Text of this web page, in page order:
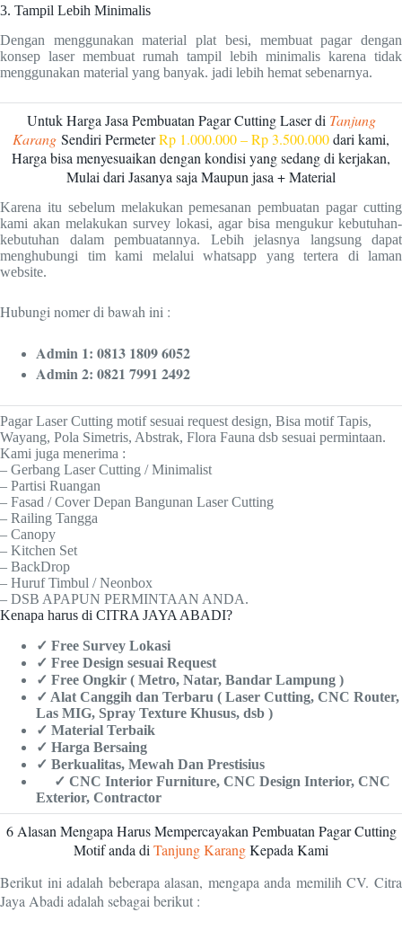
3. Tampil Lebih Minimalis
Dengan menggunakan material plat besi, membuat pagar dengan
konsep laser membuat rumah tampil lebih minimalis karena tidak
menggunakan material yang banyak. jadi lebih hemat sebenarnya.
Untuk Harga Jasa Pembuatan Pagar Cutting Laser di Tanjung
Karang Sendiri PermeterRp 1.000.000 – Rp 3.500.000dari kami,
Harga bisa menyesuaikan dengan kondisi yang sedang di kerjakan,
Mulai dari Jasanya saja Maupun jasa + Material
Karena itu sebelum melakukan pemesanan pembuatan pagar cutting
kami akan melakukan survey lokasi, agar bisa mengukur kebutuhan-
kebutuhan dalam pembuatannya. Lebih jelasnya langsung dapat
menghubungi tim kami melalui whatsapp yang tertera di laman
website.
Hubungi nomer di bawah ini :
Admin 1: 0813 1809 6052
Admin 2: 0821 7991 2492
Pagar Laser Cutting motif sesuai request design, Bisa motif Tapis,
Wayang, Pola Simetris, Abstrak, Flora Fauna dsb sesuai permintaan.
Kami juga menerima :
– Gerbang Laser Cutting / Minimalist
– Partisi Ruangan
– Fasad / Cover Depan Bangunan Laser Cutting
– Railing Tangga
– Canopy
– Kitchen Set
– BackDrop
– Huruf Timbul / Neonbox
– DSB APAPUN PERMINTAAN ANDA.
Kenapa harus di CITRA JAYA ABADI?
✓ Free Survey Lokasi
✓ Free Design sesuai Request
✓ Free Ongkir ( Metro, Natar, Bandar Lampung )
✓ Alat Canggih dan Terbaru ( Laser Cutting, CNC Router,
Las MIG, Spray Texture Khusus, dsb )
✓ Material Terbaik
✓ Harga Bersaing
✓ Berkualitas, Mewah Dan Prestisius
✓ CNC Interior Furniture, CNC Design Interior, CNC
Exterior, Contractor
6 Alasan Mengapa Harus Mempercayakan Pembuatan Pagar Cutting
Motif anda di Tanjung KarangKepada Kami
Berikut ini adalah beberapa alasan, mengapa anda memilih CV. Citra
Jaya Abadi adalah sebagai berikut :